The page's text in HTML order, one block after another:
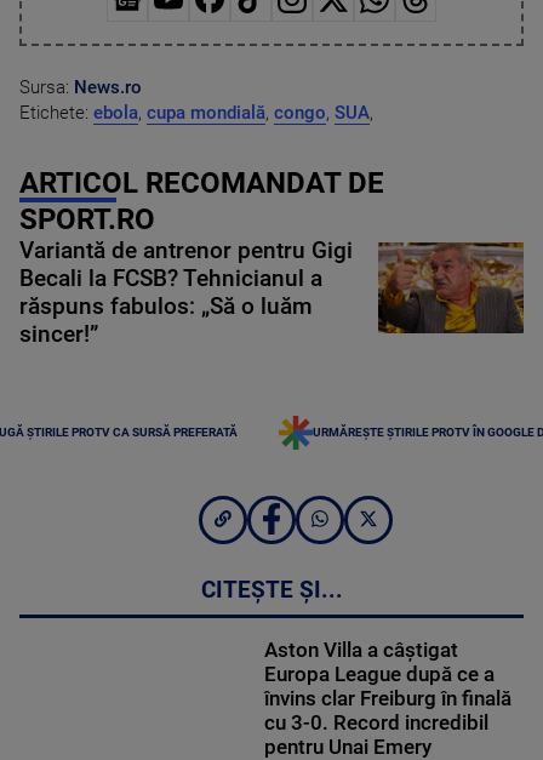
Sursa: News.ro
Etichete: ebola, cupa mondială, congo, SUA,
ARTICOL RECOMANDAT DE
SPORT.RO
Variantă de antrenor pentru Gigi
Becali la FCSB? Tehnicianul a
răspuns fabulos: „Să o luăm
sincer!”
ȘTIRILE PROTV CA SURSĂ PREFERATĂ URMĂREȘTE ȘTIRILE PROTV ÎN GOOGLE
CITEȘTE ȘI...
Aston Villa a câștigat
Europa League după ce a
învins clar Freiburg în finală
cu 3-0. Record incredibil
pentru Unai Emery